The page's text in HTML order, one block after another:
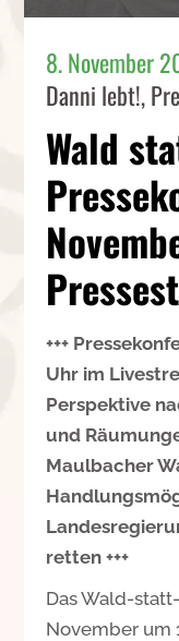
8. November
Danni lebt!,
Wald
+++
Uhr im
Perspektive
und
Maulbacher
retten +++
Das Wald-
November um